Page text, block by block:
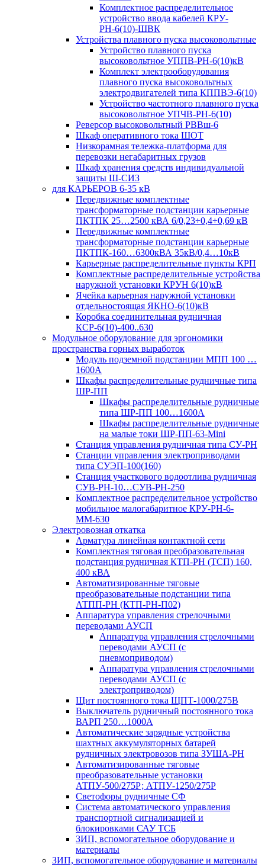
Комплектное распределительное
устройство ввода кабелей КРУ-
РН-6(10)-ШВК
Устройства плавного пуска высоковольтные
Устройство плавного пуска
высоковольтное УППВ-РН-6(10)кВ
Комплект электрооборудования
плавного пуска высоковольтных
электродвигателей типа КППВЭ-6(10)
Устройство частотного плавного пуска
высоковольтное УПЧВ-РН-6(10)
Реверсор высоковольтный РВВш-6
Шкаф оперативного тока ШОТ
Низкорамная тележка-платформа для
перевозки негабаритных грузов
Шкаф хранения средств индивидуальной
защиты Ш-СИЗ
для КАРЬЕРОВ 6-35 кВ
Передвижные комплектные
трансформаторные подстанции карьерные
ПКТПК 25…2500 кВА 6/0,23÷0,4÷0,69 кВ
Передвижные комплектные
трансформаторные подстанции карьерные
ПКТПК-160…6300кВА 35кВ/0,4…10кВ
Карьерные распределительные пункты КРП
Комплектные распределительные устройства
наружной установки КРУН 6(10)кВ
Ячейка карьерная наружной установки
отдельностоящая ЯКНО-6(10)кВ
Коробка соединительная рудничная
КСР-6(10)-400..630
Модульное оборудование для эргономики
пространства горных выработок
Модуль подземной подстанции МПП 100 …
1600А
Шкафы распределительные рудничные типа
ШР-ПП
Шкафы распределительные рудничные
типа ШР-ПП 100…1600А
Шкафы распределительные рудничные
на малые токи ШР-ПП-63-Mini
Станция управления рудничная типа СУ-РН
Станции управления электроприводами
типа СУЭП-100(160)
Станция участкового водоотлива рудничная
СУВ-РН-10…СУВ-РН-250
Комплектное распределительное устройство
мобильное малогабаритное КРУ-РН-6-
ММ-630
Электровозная откатка
Арматура линейная контактной сети
Комплектная тяговая преобразовательная
подстанция рудничная КТП-РН (ТСП) 160,
400 кВА
Автоматизированные тяговые
преобразовательные подстанции типа
АТПП-РН (КТП-РН-П02)
Аппаратура управления стрелочными
переводами АУСП
Аппаратура управления стрелочными
переводами АУСП (с
пневмоприводом)
Аппаратура управления стрелочными
переводами АУСП (с
электроприводом)
Щит постоянного тока ЩПТ-1000/275В
Выключатель рудничный постоянного тока
ВАРП 250…1000А
Автоматические зарядные устройства
шахтных аккумуляторных батарей
рудничных электровозов типа ЗУША-РН
Автоматизированные тяговые
преобразовательные установки
АТПУ-500/275Р; АТПУ-1250/275Р
Светофоры рудничные СФ
Система автоматического управления
транспортной сигнализацией и
блокировками САУ ТСБ
ЗИП, вспомогательное оборудование и
материалы
ЗИП, вспомогательное оборудование и материалы